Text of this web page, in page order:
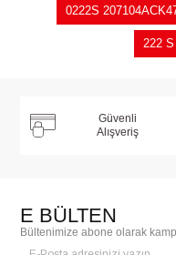
0222S
222
Güvenli
Alışveriş
E BÜLTEN
Bültenimize abone olarak